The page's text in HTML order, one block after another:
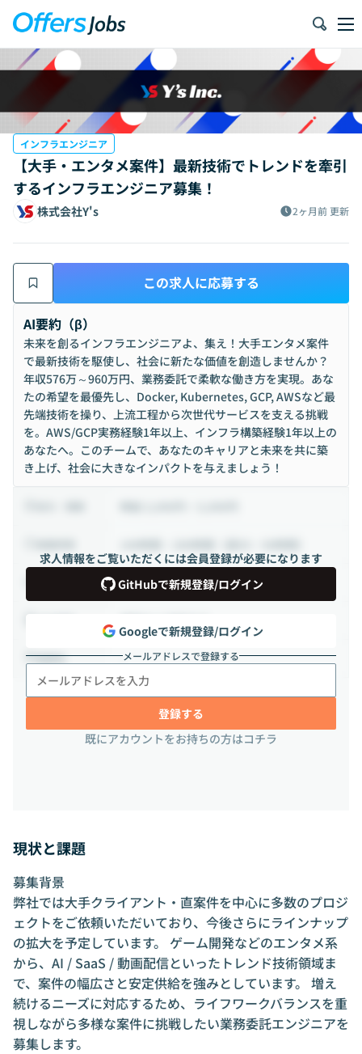
インフラエンジニア
【大手・エンタメ案件】最新技術でトレンドを牽引
するインフラエンジニア募集！
株式会社Y's 2ヶ月前 更新
この求人に応募する
AI要約（β）
未来を創るインフラエンジニアよ、集え！大手エンタメ案件
で最新技術を駆使し、社会に新たな価値を創造しませんか？
年収576万～960万円、業務委託で柔軟な働き方を実現。あな
たの希望を最優先し、Docker, Kubernetes, GCP, AWSなど最
先端技術を操り、上流工程から次世代サービスを支える挑戦
を。AWS/GCP実務経験1年以上、インフラ構築経験1年以上の
あなたへ。このチームで、あなたのキャリアと未来を共に築
き上げ、社会に大きなインパクトを与えましょう！
求人情報をご覧いただくには会員登録が必要になります
GitHubで新規登録/ログイン
Googleで新規登録/ログイン
メールアドレスで登録する
登録する
既にアカウントをお持ちの方はコチラ
業務委託
勤務地 -
現状と課題
募集背景
弊社では大手クライアント・直案件を中心に多数のプロジ
ェクトをご依頼いただいており、今後さらにラインナップ
の拡大を予定しています。 ゲーム開発などのエンタメ系
から、AI / SaaS / 動画配信といったトレンド技術領域ま
で、案件の幅広さと安定供給を強みとしています。 増え
続けるニーズに対応するため、ライフワークバランスを重
視しながら多様な案件に挑戦したい業務委託エンジニアを
募集します。